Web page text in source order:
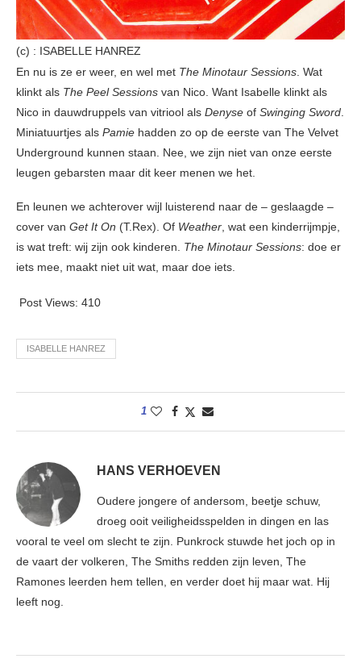
(c) : ISABELLE HANREZ
En nu is ze er weer, en wel met The Minotaur Sessions. Wat
klinkt als The Peel Sessions van Nico. Want Isabelle klinkt als
Nico in dauwdruppels van vitriool als Denyse of Swinging Sword.
Miniatuurtjes als Pamie hadden zo op de eerste van The Velvet
Underground kunnen staan. Nee, we zijn niet van onze eerste
leugen gebarsten maar dit keer menen we het.
En leunen we achterover wijl luisterend naar de – geslaagde –
cover van Get It On (T.Rex). Of Weather, wat een kinderrijmpje,
is wat treft: wij zijn ook kinderen. The Minotaur Sessions: doe er
iets mee, maakt niet uit wat, maar doe iets.
Post Views: 410
ISABELLE HANREZ
1
HANS VERHOEVEN
Oudere jongere of andersom, beetje schuw,
droeg ooit veiligheidsspelden in dingen en las
vooral te veel om slecht te zijn. Punkrock stuwde het joch op in
de vaart der volkeren, The Smiths redden zijn leven, The
Ramones leerden hem tellen, en verder doet hij maar wat. Hij
leeft nog.